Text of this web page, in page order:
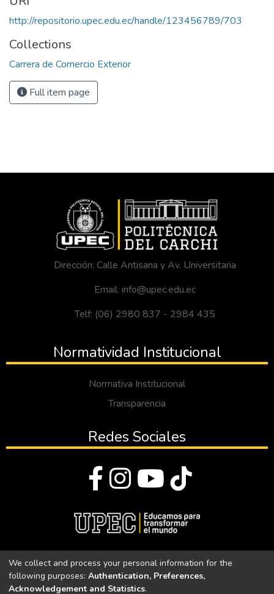
http://repositorio.upec.edu.ec/handle/123456789/703
Collections
Carrera de Comercio Exterior
Full item page
Dirección: Calle Antisana y Av. Universitaria
Email: info@upec.edu.ec
Telf: (06) 2980 837 - 2984 435
Normatividad Institucional
Normativa Institucional
Transparencia
Redes Sociales
Universidad Politécnica Estatal del Carchi
We collect and process your personal information for the
following purposes: Authentication, Preferences,
Acknowledgement and Statistics.